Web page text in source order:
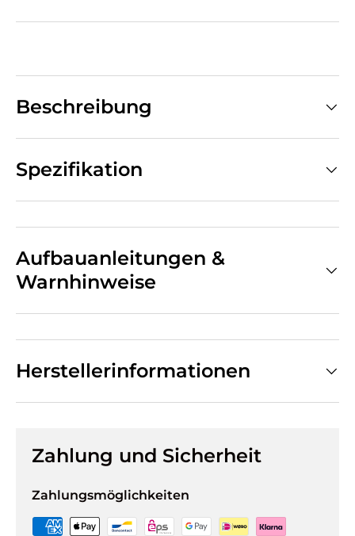
Beschreibung
Spezifikation
Aufbauanleitungen &
Warnhinweise
Herstellerinformationen
Zahlung und Sicherheit
Zahlungsmöglichkeiten